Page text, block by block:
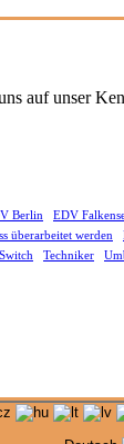
auf unser
Berlin EDV
überarbeitet werden
Switch Techniker